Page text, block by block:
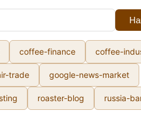
coffee-finance coffee-
trade google-news-market
roaster-blog russia-